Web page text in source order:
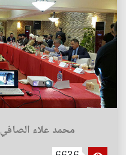
محمد علاء الصافي